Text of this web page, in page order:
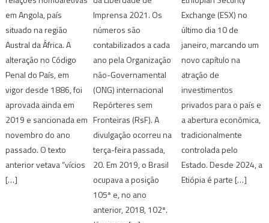
em Angola, país
situado na região
Austral da África. A
alteração no Código
Penal do País, em
vigor desde 1886, foi
aprovada ainda em
2019 e sancionada em
novembro do ano
passado. O texto
anterior vetava “vícios
[…]
Imprensa 2021. Os
números são
contabilizados a cada
ano pela Organização
não-Governamental
(ONG) internacional
Repórteres sem
Fronteiras (RsF). A
divulgação ocorreu na
terça-feira passada,
20. Em 2019, o Brasil
ocupava a posição
105ª e, no ano
anterior, 2018, 102ª.
Exchange (ESX) no
último dia 10 de
janeiro, marcando um
novo capítulo na
atração de
investimentos
privados para o país e
a abertura econômica,
tradicionalmente
controlada pelo
Estado. Desde 2024, a
Etiópia é parte […]